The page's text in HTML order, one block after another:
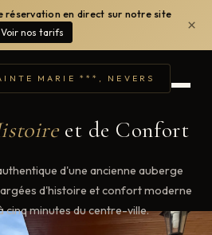
en direct sur notre site
Voir nos tarifs
×
MARIE ***, NEVERS
et de Confort
d'une ancienne auberge
d'histoire et confort moderne
cinq minutes du centre-ville.